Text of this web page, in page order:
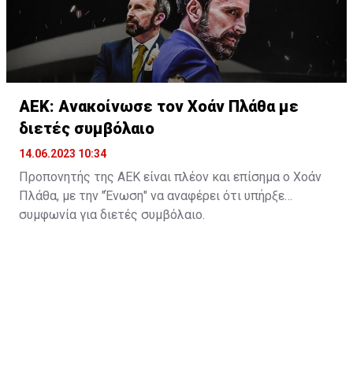
ΑΕΚ: Ανακοίνωσε τον Χοάν Πλάθα με
διετές συμβόλαιο
14.06.2023 10:34
Προπονητής της ΑΕΚ είναι πλέον και επίσημα ο Χοάν
Πλάθα, με την "Ένωση" να αναφέρει ότι υπήρξε
συμφωνία για διετές συμβόλαιο.